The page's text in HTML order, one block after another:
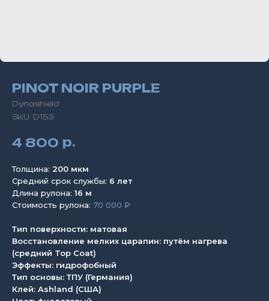
PINOT NOIR PURPLE
Dynashield
SKU: D153
4 800 р.
Толщина: 200 мкм
Средний срок службы: 6 лет
Длина рулона: 16 м
Стоимость рулона: 70 000 ₽
Тип поверхности: матовая
Восстановление мелких царапин: путём нагрева
(средний Top Coat)
Эффекты: гидрофобный
Тип основы: ТПУ (Германия)
Клей: Ashland (США)